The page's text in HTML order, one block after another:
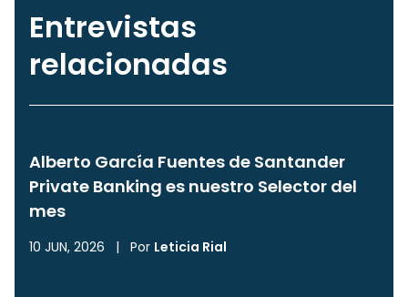
Entrevistas
relacionadas
Alberto García Fuentes de Santander
Private Banking es nuestro Selector del
mes
10 JUN, 2026 | Por Leticia Rial